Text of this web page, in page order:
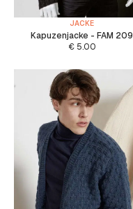
JACKE
Kapuzenjacke - FAM 209
€5.00